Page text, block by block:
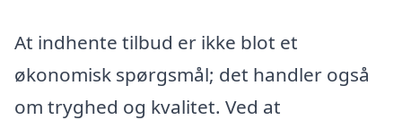
At indhente tilbud er ikke blot et
økonomisk spørgsmål; det handler også
om tryghed og kvalitet. Ved at